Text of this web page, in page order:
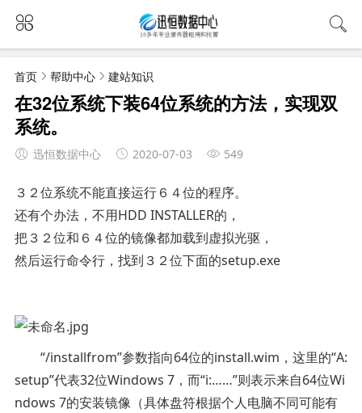
首页 帮助中心 建站知识
在32位系统下装64位系统的方法，实现双
系统。
迅恒数据中心 2020-07-03 549
３２位系统不能直接运行６４位的程序。
还有个办法，不用HDD INSTALLER的，
把３２位和６４位的镜像都加载到虚拟光驱，
然后运行命令行，找到３２位下面的setup.exe
“/installfrom”参数指向64位的install.wim，这里的“A:
setup”代表32位Windows 7，而“i:……”则表示来自64位Wi
ndows 7的安装镜像（具体盘符根据个人电脑不同可能有